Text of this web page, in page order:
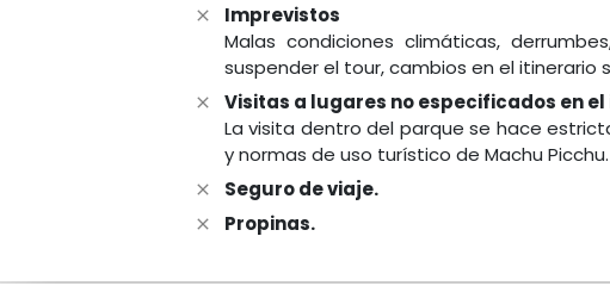
Imprevistos
Malas condiciones climáticas,
suspender el tour, cambios en el itinerario
Visitas a lugares no especificados en
La visita dentro del parque se hace
y normas de uso turístico de Machu Picchu.
Seguro de viaje.
Propinas.